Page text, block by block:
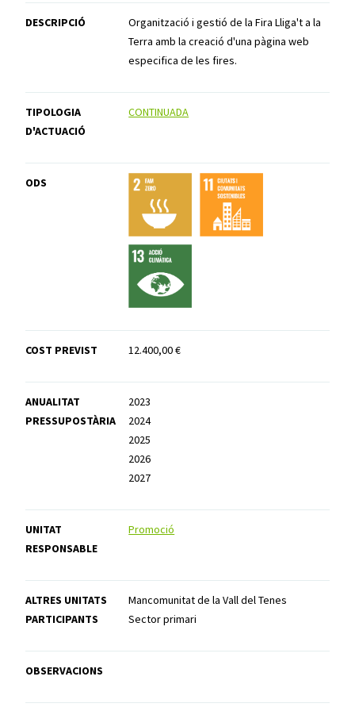
DESCRIPCIÓ
Organització i gestió de la Fira Lliga't a la
Terra amb la creació d'una pàgina web
especifica de les fires.
TIPOLOGIA
D'ACTUACIÓ
CONTINUADA
ODS
COST PREVIST 12.400,00 €
ANUALITAT
PRESSUPOSTÀRIA
2023
2024
2025
2026
2027
UNITAT
RESPONSABLE
Promoció
ALTRES UNITATS
PARTICIPANTS
Mancomunitat de la Vall del Tenes
Sector primari
OBSERVACIONS